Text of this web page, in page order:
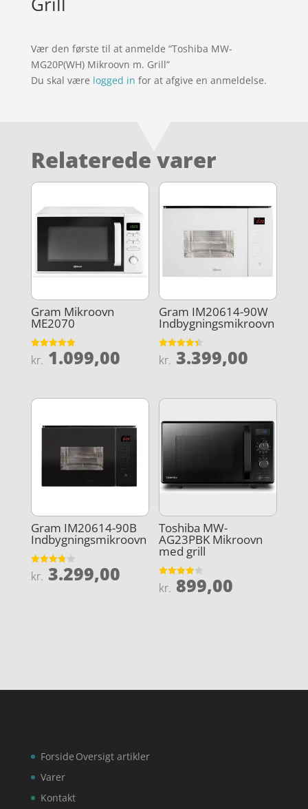
Vær den første til at anmelde “Toshiba MW-
MG20P(WH) Mikroovn m. Grill”
Du skal være logged in for at afgive en anmeldelse.
Relaterede varer
Gram Mikroovn
ME2070
Vurderet
5
kr. 1.099,00
Gram IM20614-90W
Indbygningsmikroovn
Vurderet
4.4
kr. 3.399,00
Gram IM20614-90B
Indbygningsmikroovn
Vurderet
3.8
kr. 3.299,00
Toshiba MW-
AG23PBK Mikroovn
med grill
Vurderet
4
kr. 899,00
Forside
Varer
Kontakt
Oversigt artikler